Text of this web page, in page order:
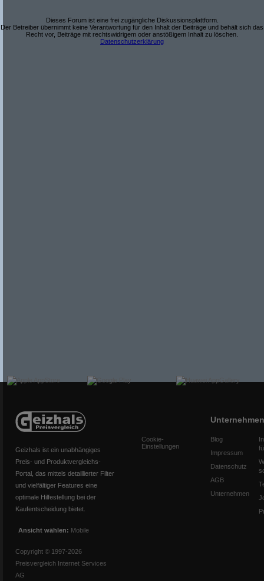
Dieses Forum ist eine frei zugängliche Diskussionsplattform.
Der Betreiber übernimmt keine Verantwortung für den Inhalt der Beiträge und behält sich das
Recht vor, Beiträge mit rechtswidrigem oder anstößigem Inhalt zu löschen.
Datenschutzerklärung
Geizhals ist ein unabhängiges
Preis- und Produktvergleichs-
Portal, das mittels detaillierter Filter
und vielfältiger Features eine
optimale Hilfestellung bei der
Kaufentscheidung bietet.
Ansicht wählen: Mobile
Copyright © 1997-2026
Preisvergleich Internet Services
AG
Cookie-
Einstellungen
Unternehmen
Blog
Impressum
Datenschutz
AGB
Unternehmen